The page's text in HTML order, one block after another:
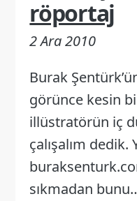
röportaj
2 Ara 2010
Burak
görünce kesin
illüstratörün iç
çalışalım dedik.
sıkmadan